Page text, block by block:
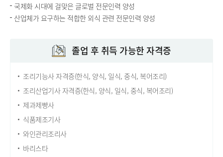
국제화 시대에 걸맞은 글로벌 전문인력 양성
산업체가 요구하는 적합한 외식 관련 전문인력 양성
졸업 후 취득 가능한 자격증
조리기능사 자격증(한식, 양식, 일식, 중식, 복어조리)
조리산업기사 자격증(한식, 양식, 일식, 중식, 복어조리)
제과제빵사
식품제조기사
와인관리조리사
바리스타